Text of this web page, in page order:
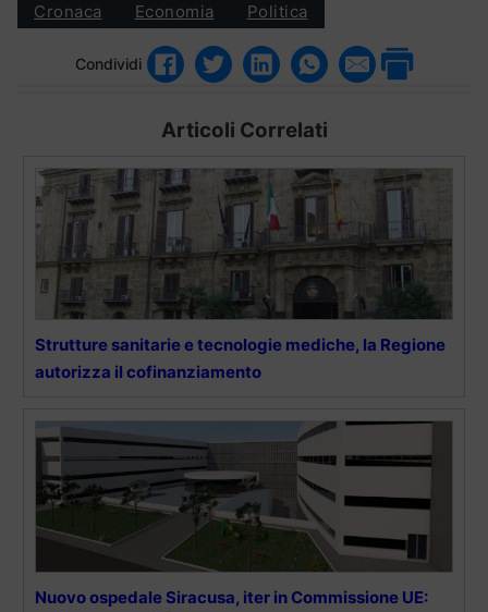
Cronaca Economia Politica
Condividi
Articoli Correlati
Strutture sanitarie e tecnologie mediche, la Regione
autorizza il cofinanziamento
Nuovo ospedale Siracusa, iter in Commissione UE: